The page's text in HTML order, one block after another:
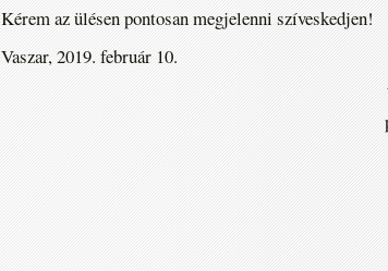
Kérem az ülésen pontosan megjelenni szíveskedjen!
Vaszar, 2019. február 10.